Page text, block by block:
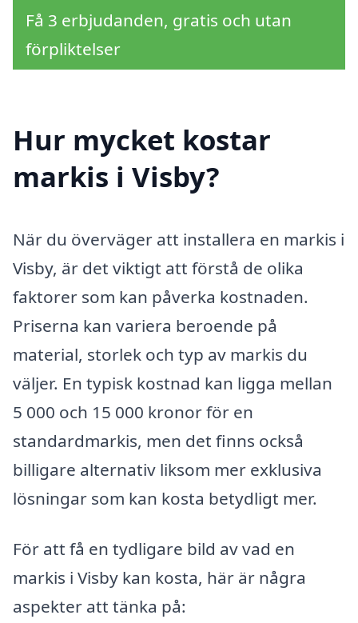
Få 3 erbjudanden, gratis och utan
förpliktelser
Hur mycket kostar
markis i Visby?
När du överväger att installera en markis i
Visby, är det viktigt att förstå de olika
faktorer som kan påverka kostnaden.
Priserna kan variera beroende på
material, storlek och typ av markis du
väljer. En typisk kostnad kan ligga mellan
5 000 och 15 000 kronor för en
standardmarkis, men det finns också
billigare alternativ liksom mer exklusiva
lösningar som kan kosta betydligt mer.
För att få en tydligare bild av vad en
markis i Visby kan kosta, här är några
aspekter att tänka på: